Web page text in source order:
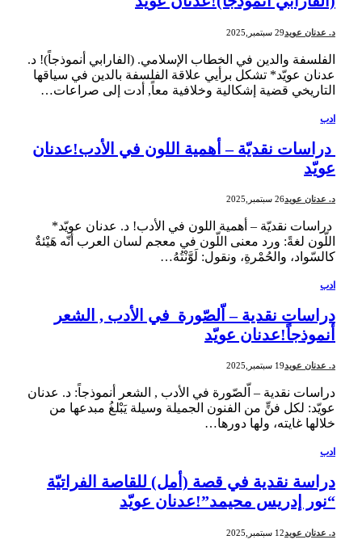
د. عدنان عويد29 سبتمبر,2025
الفلسفة والدين في الخطاب الإسلامي. (الفارابي أنموذجاً)! د.
عدنان عويّد* تشكل برأيي علاقة الفلسفة بالدين في سياقها
التاريخي قضية إشكالية وخلافية معاً, أدت إلى صراعات…
ادب
دراسات نقديّة – أهمية اللون في الأدب!عدنان
عويّد
د. عدنان عويد26 سبتمبر,2025
دراسات نقديّة – أهمية اللون في الأدب! د. عدنان عويّد*
اللّون لغةً: ورد معنى اللّون في معجم لسان العرب أنّه هَيْئةٌ
كالسّواد، والحُمْرةِ، ونقول: لَوَّنْتُهُ…
ادب
دراسات نقدية – اّلصّورة في الأدب , الشعر
أنموذجاً!عدنان عويّد
د. عدنان عويد19 سبتمبر,2025
دراسات نقدية – اّلصّورة في الأدب , الشعر أنموذجاً: د. عدنان
عويّد: لكل فنٍّ من الفنون الجميلة وسيلة يَبْلغُ مبدعها من
خلالها غايته، ولها دورها…
ادب
دراسة نقدية في قصة (أمل) للقاصة الفراتيّة
“نور إدريس محيمد”!عدنان عويّد
د. عدنان عويد12 سبتمبر,2025